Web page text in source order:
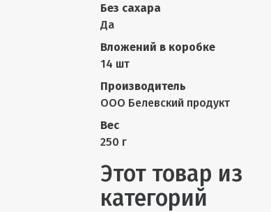
Без сахара
Да
Вложений в коробке
14 шт
Производитель
ООО Белевский продукт
Вес
250 г
Этот товар из
категорий